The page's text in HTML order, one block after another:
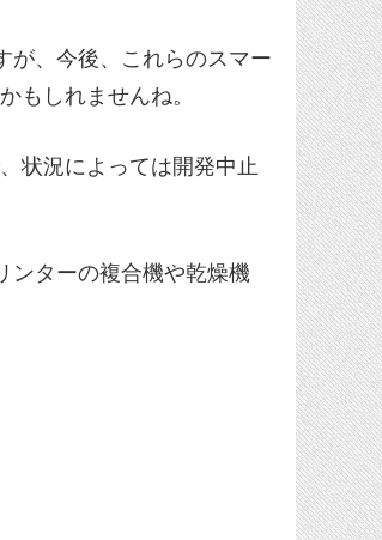
が、今後、これらのスマー
もしれませんね。
状況によっては開発中止
ンターの複合機や乾燥機